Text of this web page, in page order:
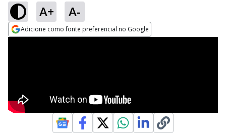
A+ A-
Adicione como fonte preferencial no Google